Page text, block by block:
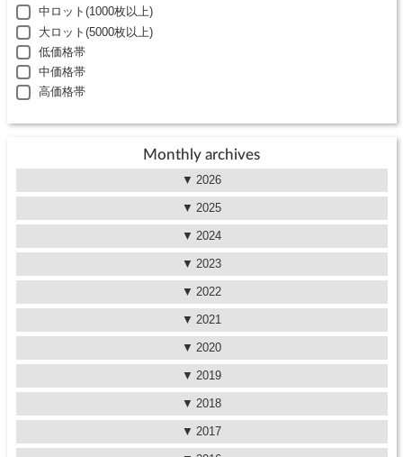
中ロット(1000枚以上)
大ロット(5000枚以上)
低価格帯
中価格帯
高価格帯
Monthly archives
2026
2025
2024
2023
2022
2021
2020
2019
2018
2017